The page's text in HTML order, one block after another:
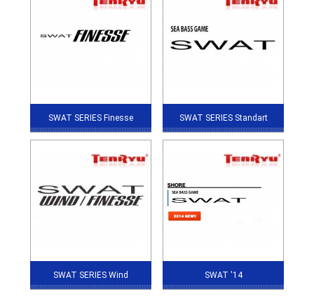
SWAT SERIES Finesse SWAT SERIES Standart
SWAT SERIES Wind SWAT '14